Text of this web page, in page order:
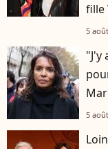
fille
5
"J'y
5